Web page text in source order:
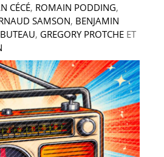
CÉCÉ, ROMAIN PODDING,
SAMSON, BENJAMIN
BUTEAU, GREGORY PROTCHE ET